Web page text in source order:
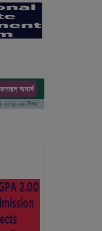
অনার্স
২৬ শিক্ষাবর্ষে আন্ডারগ্র্যাজুয়েট প্রোগ্রামে